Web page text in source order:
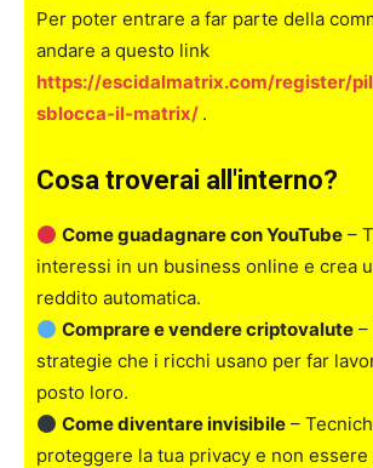
Per poter entrare a far parte della
andare a questo link
https://escidalmatrix.com/register/
sblocca-il-matrix/ .
Cosa troverai all'interno?
Come guadagnare con YouTube –
interessi in un business online e crea
reddito automatica.
Comprare e vendere criptovalute –
strategie che i ricchi usano per far
posto loro.
Come diventare invisibile –
proteggere la tua privacy e non essere